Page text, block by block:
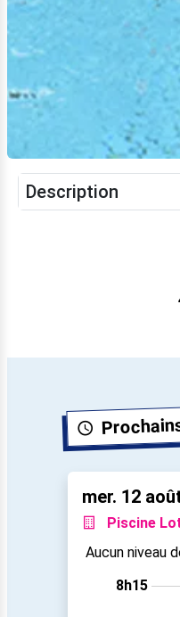
Description
mer. 12
Piscine
Aucun niveau
8h15